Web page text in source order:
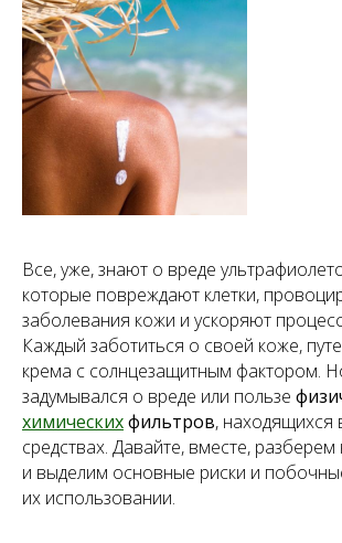
Все, уже, знают о вреде
которые повреждают клетки,
заболевания кожи и ускоряют
Каждый заботиться о своей коже,
крема с солнцезащитным фактором.
задумывался о вреде или пользе
химическихфильтров, находящихся
средствах. Давайте, вместе,
и выделим основные риски и
их использовании.